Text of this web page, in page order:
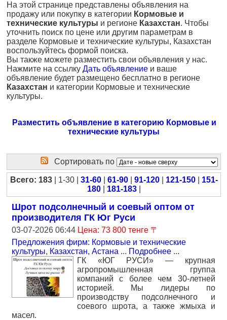
На этой странице представлены объявления на
продажу или покупку в категории Кормовые и
технические культуры и регионе Казахстан. Чтобы
уточнить поиск по цене или другим параметрам в
разделе Кормовые и технические культуры, Казахстан
воспользуйтесь формой поиска.
Вы также можете разместить свои объявления у нас.
Нажмите на ссылку Дать объявление и ваше
объявление будет размещено бесплатно в регионе
Казахстан и категории Кормовые и технические
культуры.
Разместить объявление в категорию Кормовые и
технические культуры
Сортировать по
Всего: 183| 1-30 | 31-60| 61-90| 91-120| 121-150| 151-
180| 181-183|
Шрот подсолнечный и соевый оптом от
производителя ГК Юг Руси
03-07-2026 06:44 Цена: 73 800 тенге 〒
Предложения фирм: Кормовые и технические
культуры, Казахстан, Астана ... Подробнее ...
ГК «ЮГ РУСИ» — крупная
агропромышленная группа
компаний с более чем 30-летней
историей. Мы лидеры по
производству подсолнечного и
соевого шрота, а также жмыха и
масел.